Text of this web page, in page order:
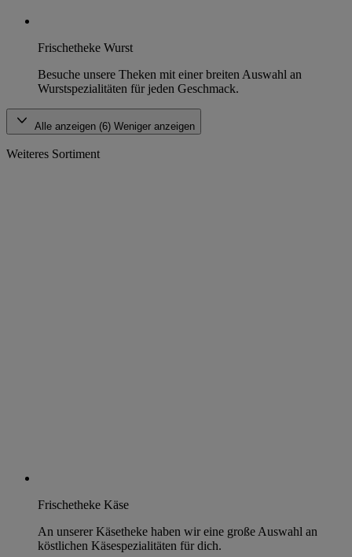
Frischetheke Wurst
Besuche unsere Theken mit einer breiten Auswahl an
Wurstspezialitäten für jeden Geschmack.
Alle anzeigen (6) Weniger anzeigen
Weiteres Sortiment
Frischetheke Käse
An unserer Käsetheke haben wir eine große Auswahl an
köstlichen Käsespezialitäten für dich.